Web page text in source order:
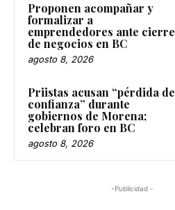
Proponen acompañar y
formalizar a
emprendedores ante cierre
de negocios en BC
agosto 8, 2026
Priistas acusan “pérdida de
confianza” durante
gobiernos de Morena;
celebran foro en BC
agosto 8, 2026
-Publicidad -